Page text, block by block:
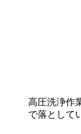
高圧洗浄作
で落として